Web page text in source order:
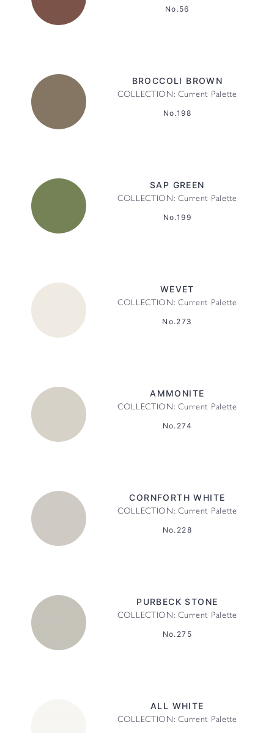
No.56
BROCCOLI BROWN
COLLECTION: Current Palette
No.198
SAP GREEN
COLLECTION: Current Palette
No.199
WEVET
COLLECTION: Current Palette
No.273
AMMONITE
COLLECTION: Current Palette
No.274
CORNFORTH WHITE
COLLECTION: Current Palette
No.228
PURBECK STONE
COLLECTION: Current Palette
No.275
ALL WHITE
COLLECTION: Current Palette